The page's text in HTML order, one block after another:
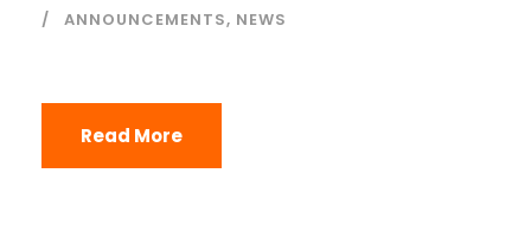
ANNOUNCEMENTS, NEWS
Read More